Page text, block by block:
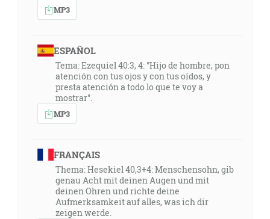
MP3
ESPAÑOL
Tema: Ezequiel 40:3, 4: "Hijo de hombre, pon
atención con tus ojos y con tus oídos, y
presta atención a todo lo que te voy a
mostrar".
MP3
FRANÇAIS
Thema: Hesekiel 40,3+4: Menschensohn, gib
genau Acht mit deinen Augen und mit
deinen Ohren und richte deine
Aufmerksamkeit auf alles, was ich dir
zeigen werde.